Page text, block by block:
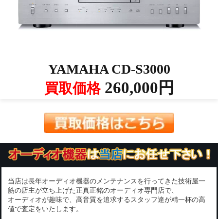
YAMAHA CD-S3000
買取価格260,000円
当店は長年オーディオ機器のメンテナンスを行ってきた技術屋一
筋の店主が立ち上げた正真正銘のオーディオ専門店で、
オーディオが趣味で、高音質を追求するスタッフ達が精一杯の高
値で査定をいたします。